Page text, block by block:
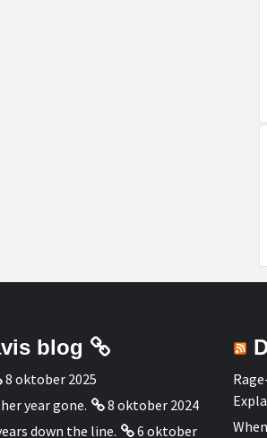
blog
8 oktober 2025
year gone.
8 oktober 2024
down the line.
6 oktober